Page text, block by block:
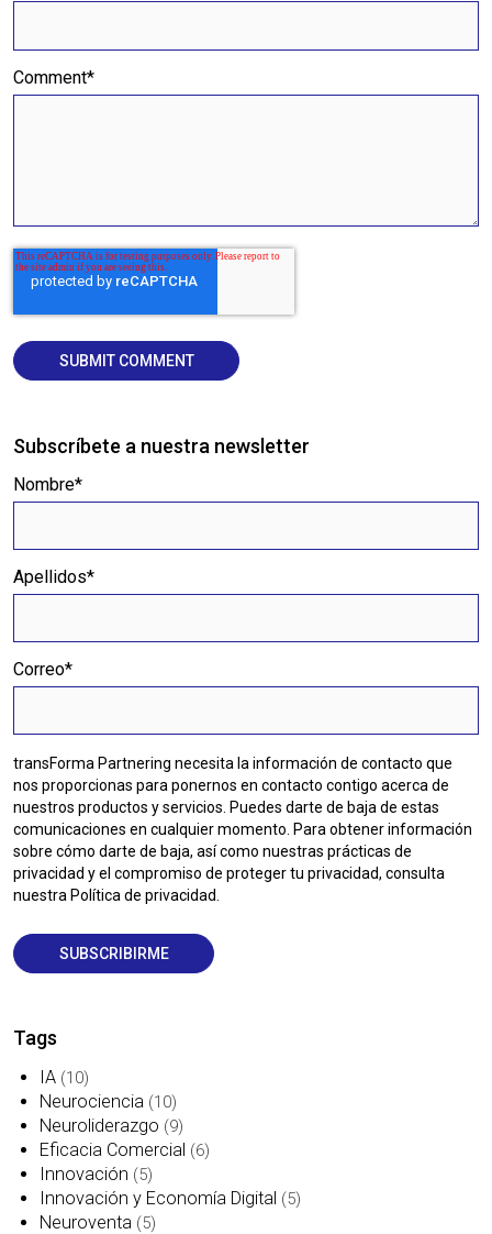
Comment*
Subscríbete a nuestra newsletter
Nombre*
Apellidos*
Correo*
transForma Partnering necesita la información de contacto que
nos proporcionas para ponernos en contacto contigo acerca de
nuestros productos y servicios. Puedes darte de baja de estas
comunicaciones en cualquier momento. Para obtener información
sobre cómo darte de baja, así como nuestras prácticas de
privacidad y el compromiso de proteger tu privacidad, consulta
nuestra Política de privacidad.
Tags
IA (10)
Neurociencia (10)
Neuroliderazgo (9)
Eficacia Comercial (6)
Innovación (5)
Innovación y Economía Digital (5)
Neuroventa (5)